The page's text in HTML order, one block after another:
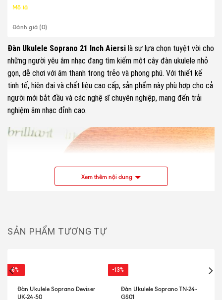
Mô tả
Đánh giá (0)
Đàn Ukulele Soprano 21 Inch Aiersi là sự lựa chọn tuyệt vời cho
những người yêu âm nhạc đang tìm kiếm một cây đàn ukulele nhỏ
gọn, dễ chơi với âm thanh trong trẻo và phong phú. Với thiết kế
tinh tế, hiện đại và chất liệu cao cấp, sản phẩm này phù hợp cho cả
người mới bắt đầu và các nghệ sĩ chuyên nghiệp, mang đến trải
nghiệm âm nhạc đỉnh cao.
Xem thêm nội dung
SẢN PHẨM TƯƠNG TỰ
-6%
Đàn Ukulele Soprano Deviser
UK-24-50
-13%
Đàn Ukulele Soprano TN-24-
GS01